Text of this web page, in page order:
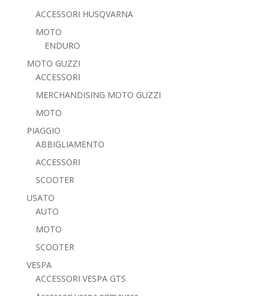
ACCESSORI HUSQVARNA
MOTO
ENDURO
MOTO GUZZI
ACCESSORI
MERCHANDISING MOTO GUZZI
MOTO
PIAGGIO
ABBIGLIAMENTO
ACCESSORI
SCOOTER
USATO
AUTO
MOTO
SCOOTER
VESPA
ACCESSORI VESPA GTS